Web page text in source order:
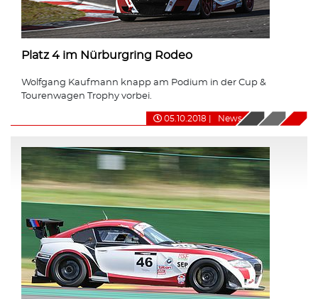
Platz 4 im Nürburgring Rodeo
Wolfgang Kaufmann knapp am Podium in der Cup &
Tourenwagen Trophy vorbei.
05.10.2018 News